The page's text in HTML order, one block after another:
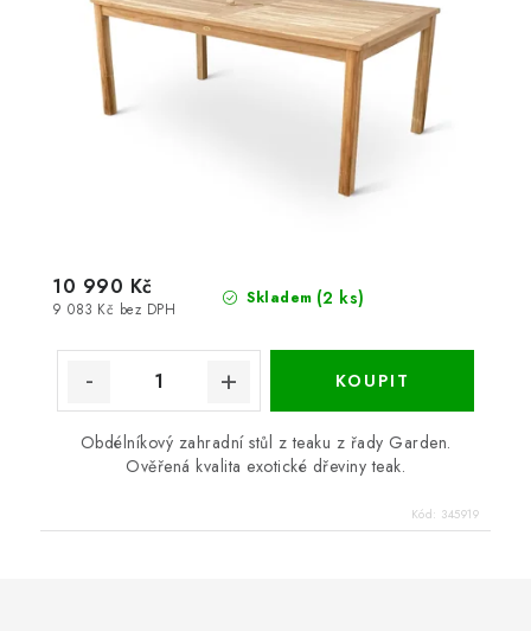
Skladem (2 ks)
9 083 Kč bez DPH
10 990 Kč
Obdélníkový zahradní stůl z teaku z řady Garden.
Ověřená kvalita exotické dřeviny teak.
Kód: 345919